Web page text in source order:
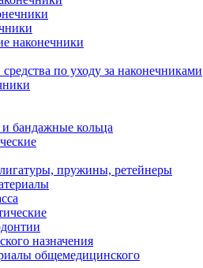
наконечники
по уходу за наконечниками
бандажные кольца
пружины, ретейнеры
назначения
общемедицинского